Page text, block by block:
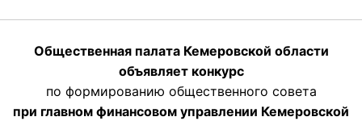
Общественная палата Кемеровской области
объявляет конкурс
по формированию общественного совета
при главном финансовом управлении Кемеровской